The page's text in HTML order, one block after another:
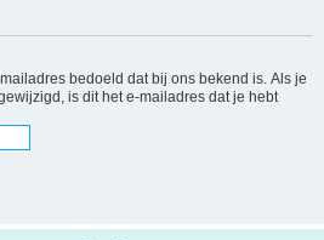
bedoeld dat bij ons bekend is. Als je
is dit het e-mailadres dat je hebt